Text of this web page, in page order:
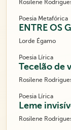
Rosilene
Poesia Metafórica
ENTRE OS
Lorde Égamo
Poesia Lírica
Tecelão de
Rosilene
Poesia Lírica
Leme
Rosilene